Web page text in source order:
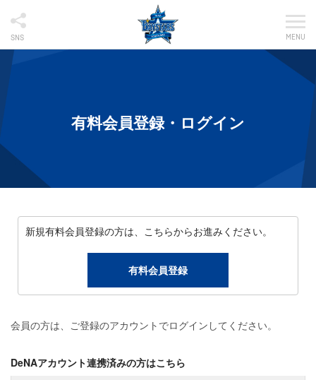
SNS MENU
有料会員登録・ログイン
新規有料会員登録の方は、こちらからお進みください。
有料会員登録
会員の方は、ご登録のアカウントでログインしてください。
DeNAアカウント連携済みの方はこちら